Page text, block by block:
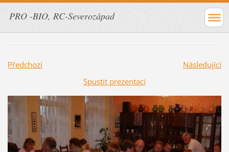
PRO -BIO, RC-Severozápad
Předchozí
Následující
Spustit prezentaci